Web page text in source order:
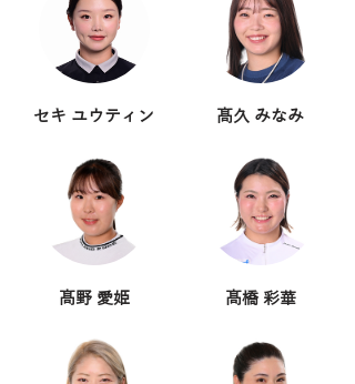
セキ ユウティン
髙野 愛姫
髙久 みなみ
髙橋 彩華